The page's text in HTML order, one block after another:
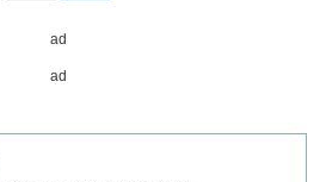
ad
ad